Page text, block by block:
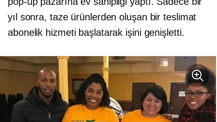
yıl sonra, taze ürünlerden oluşan bir teslimat
abonelik hizmeti başlatarak işini genişletti.